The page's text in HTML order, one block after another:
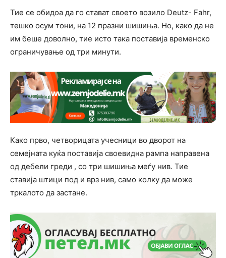
Тие се обидоа да го стават своето возило Deutz- Fahr,
тешко осум тони, на 12 празни шишиња. Но, како да не
им беше доволно, тие исто така поставија временско
ограничување од три минути.
Како прво, четворицата учесници во дворот на
семејната куќа поставија своевидна рампа направена
од дебели греди , со три шишиња меѓу нив. Тие
ставија штици под и врз нив, само колку да може
тркалото да застане.